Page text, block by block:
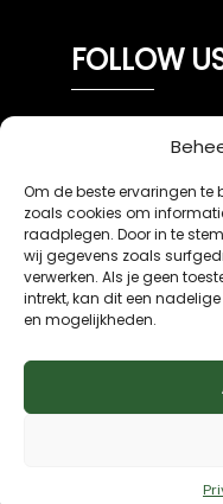
Om de beste ervaringen te
zoals cookies om
raadplegen. Door in te
wij gegevens zoals
verwerken. Als je geen
intrekt, kan dit een
en mogelijkheden.
FOLLOW
Stay informed
for ergonomic
subscribing to